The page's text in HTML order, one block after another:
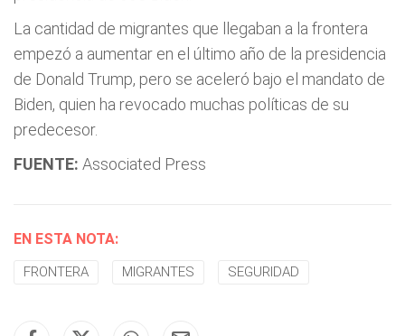
La cantidad de migrantes que llegaban a la frontera
empezó a aumentar en el último año de la presidencia
de Donald Trump, pero se aceleró bajo el mandato de
Biden, quien ha revocado muchas políticas de su
predecesor.
FUENTE: Associated Press
EN ESTA NOTA:
FRONTERA MIGRANTES SEGURIDAD